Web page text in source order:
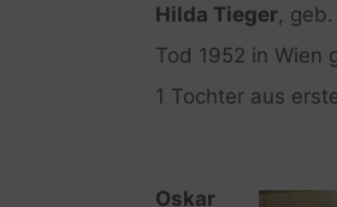
Hilda Tieger, geb.
Tod 1952 in Wien
1 Tochter aus
Oskar